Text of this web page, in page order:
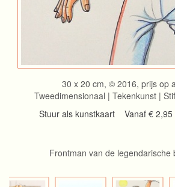
30 x 20 cm, © 2016, prijs op
Tweedimensionaal | Tekenkunst |
Stuur als kunstkaart Vanaf €
Frontman van de legendarische